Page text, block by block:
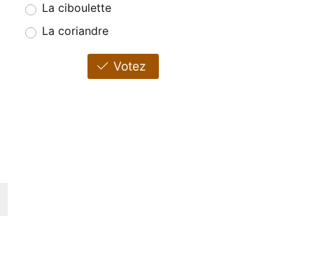
La ciboulette
La coriandre
Votez